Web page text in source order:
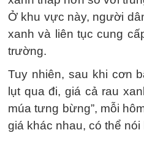
Ở khu vực này, người
xanh và liên tục cung
trường.
Tuy nhiên, sau khi cơn
lụt qua đi, giá cả rau
múa tưng bừng”, mỗi
giá khác nhau, có thể nói